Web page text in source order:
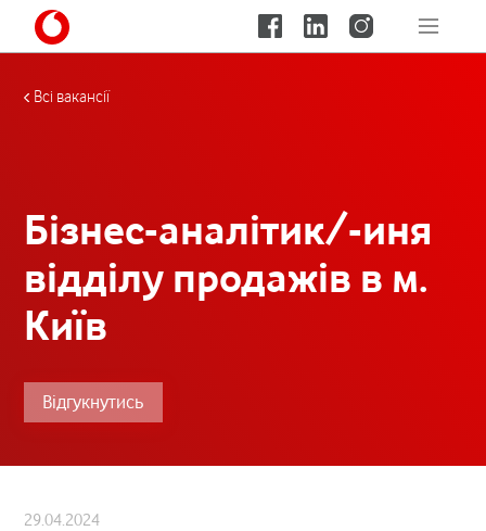
Всі вакансії
Бізнес-аналітик/-иня
відділу продажів в м.
Київ
Відгукнутись
29.04.2024